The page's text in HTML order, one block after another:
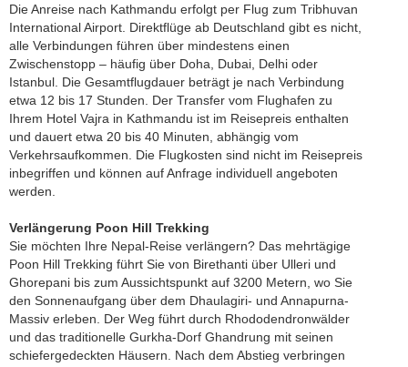
Die Anreise nach Kathmandu erfolgt per Flug zum Tribhuvan
International Airport. Direktflüge ab Deutschland gibt es nicht,
alle Verbindungen führen über mindestens einen
Zwischenstopp – häufig über Doha, Dubai, Delhi oder
Istanbul. Die Gesamtflugdauer beträgt je nach Verbindung
etwa 12 bis 17 Stunden. Der Transfer vom Flughafen zu
Ihrem Hotel Vajra in Kathmandu ist im Reisepreis enthalten
und dauert etwa 20 bis 40 Minuten, abhängig vom
Verkehrsaufkommen. Die Flugkosten sind nicht im Reisepreis
inbegriffen und können auf Anfrage individuell angeboten
werden.
Verlängerung Poon Hill Trekking
Sie möchten Ihre Nepal-Reise verlängern? Das mehrtägige
Poon Hill Trekking führt Sie von Birethanti über Ulleri und
Ghorepani bis zum Aussichtspunkt auf 3200 Metern, wo Sie
den Sonnenaufgang über dem Dhaulagiri- und Annapurna-
Massiv erleben. Der Weg führt durch Rhododendronwälder
und das traditionelle Gurkha-Dorf Ghandrung mit seinen
schiefergedeckten Häusern. Nach dem Abstieg verbringen